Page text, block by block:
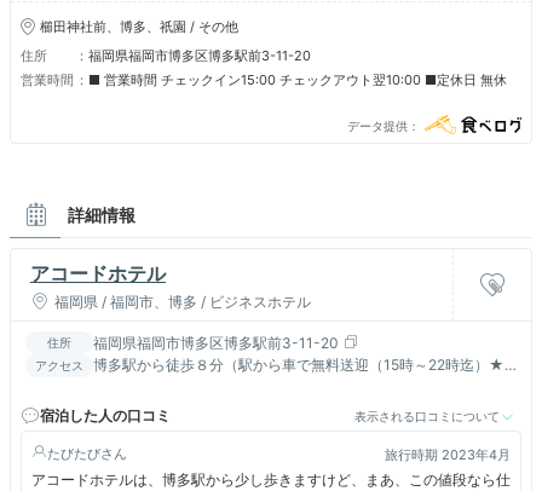
櫛田神社前、博多、祇園 / その他
住所
福岡県福岡市博多区博多駅前3-11-20
営業時間
■ 営業時間 チェックイン15:00 チェックアウト翌10:00 ■定休日 無休
データ提供
詳細情報
アコードホテル
福岡県 / 福岡市、博多 / ビジネスホテル
住所 福岡県福岡市博多区博多駅前3-11-20
アクセス
博多駅から徒歩８分（駅から車で無料送迎（15時～22時迄）★
宿泊した人の口コミ
表示される口コミについて
たびたび 旅行時期 2023年4月
アコードホテルは、博多駅から少し歩きますけど、まあ、この値段なら仕